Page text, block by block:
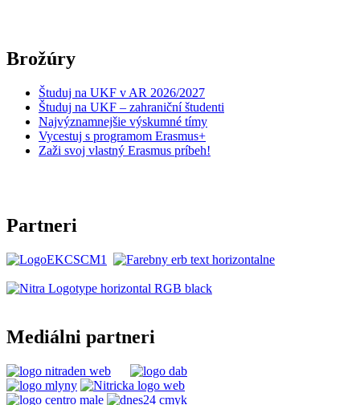
Brožúry
Študuj na UKF v AR 2026/2027
Študuj na UKF – zahraniční študenti
Najvýznamnejšie výskumné tímy
Vycestuj s programom Erasmus+
Zaži svoj vlastný Erasmus príbeh!
Partneri
Mediálni partneri